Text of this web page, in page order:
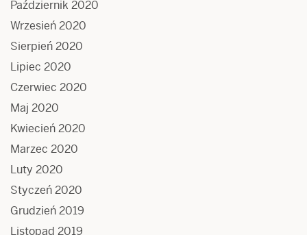
Październik 2020
Wrzesień 2020
Sierpień 2020
Lipiec 2020
Czerwiec 2020
Maj 2020
Kwiecień 2020
Marzec 2020
Luty 2020
Styczeń 2020
Grudzień 2019
Listopad 2019